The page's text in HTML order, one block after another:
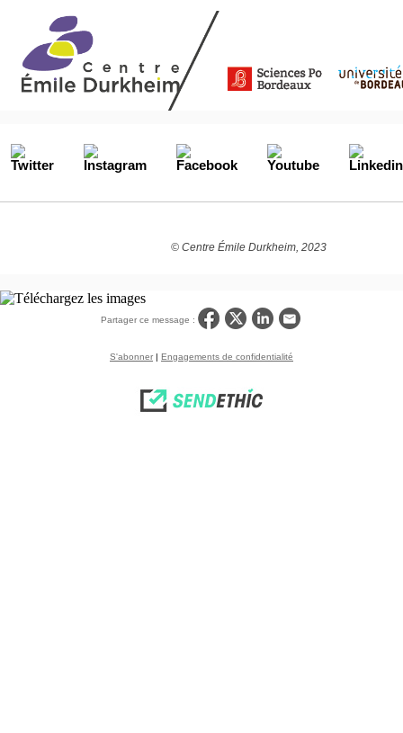
© Centre Émile Durkheim, 2023
Partager ce message :
S'abonner | Engagements de confidentialité